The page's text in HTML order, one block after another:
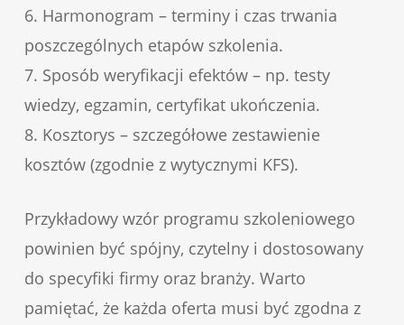
6. Harmonogram – terminy i czas trwania
poszczególnych etapów szkolenia.
7. Sposób weryfikacji efektów – np. testy
wiedzy, egzamin, certyfikat ukończenia.
8. Kosztorys – szczegółowe zestawienie
kosztów (zgodnie z wytycznymi KFS).
Przykładowy wzór programu szkoleniowego
powinien być spójny, czytelny i dostosowany
do specyfiki firmy oraz branży. Warto
pamiętać, że każda oferta musi być zgodna z